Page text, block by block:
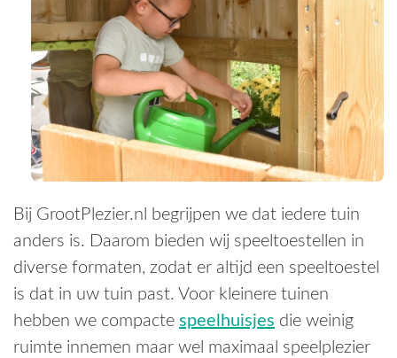
Bij GrootPlezier.nl begrijpen we dat iedere tuin
anders is. Daarom bieden wij speeltoestellen in
diverse formaten, zodat er altijd een speeltoestel
is dat in uw tuin past. Voor kleinere tuinen
hebben we compactespeelhuisjes die weinig
ruimte innemen maar wel maximaal speelplezier